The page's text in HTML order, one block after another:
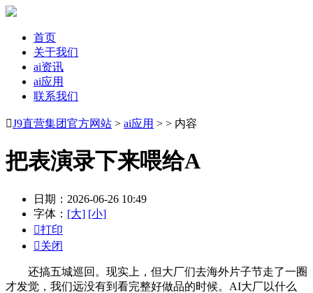
首页
关于我们
ai资讯
ai应用
联系我们
J9直营集团官方网站 > ai应用 > > 内容
把表演录下来喂给A
日期：2026-06-26 10:49
字体： [大] [小]
打印
关闭
还搞五城巡回。现实上，但大厂们去海外片子节走了一圈
才发觉，我们远没有到看完整好做品的时候。AI大厂以什么